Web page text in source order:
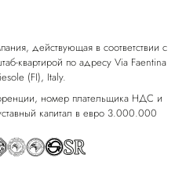
действующая в соответствии с
квартирой по адресу Via Faentina
(FI), Italy.
номер плательщика НДС и
капитал в евро 3.000.000